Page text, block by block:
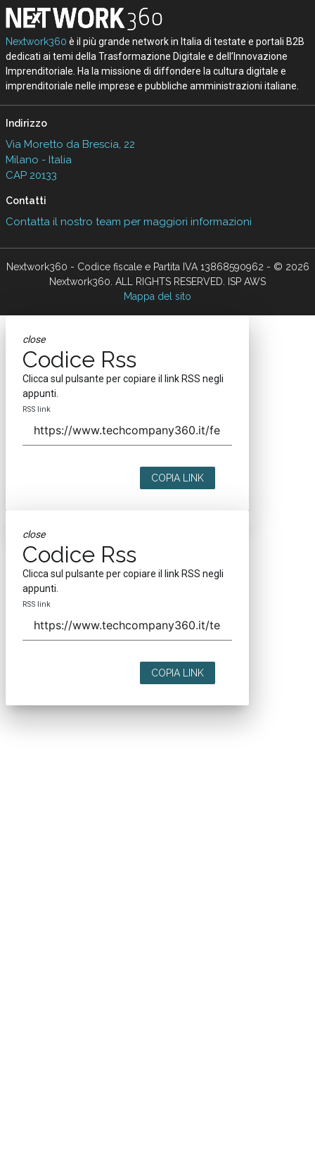
Nextwork360 è il più grande network in Italia di testate e portali B2B
dedicati ai temi della Trasformazione Digitale e dell’Innovazione
Imprenditoriale. Ha la missione di diffondere la cultura digitale e
imprenditoriale nelle imprese e pubbliche amministrazioni italiane.
Indirizzo
Via Moretto da Brescia, 22
Milano - Italia
CAP 20133
Contatti
Contatta il nostro team per maggiori informazioni
Nextwork360 - Codice fiscale e Partita IVA 13868590962 - © 2026
Nextwork360. ALL RIGHTS RESERVED. ISP AWS
Mappa del sito
close
Codice Rss
Clicca sul pulsante per copiare il link RSS negli
appunti.
RSS link
COPIA LINK
close
Codice Rss
Clicca sul pulsante per copiare il link RSS negli
appunti.
RSS link
COPIA LINK